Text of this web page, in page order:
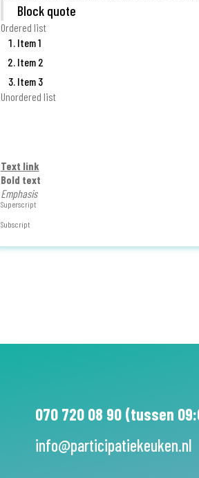
Block quote
Ordered list
Item 1
Item 2
Item 3
Unordered list
Text link
Bold text
Emphasis
Superscript
Subscript
070 720 08 90 (tussen
info@participatiekeuken.nl